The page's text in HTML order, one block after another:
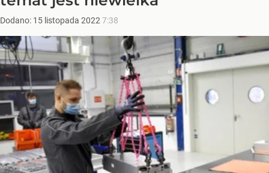
Dodano: 15 listopada 2022 7:38